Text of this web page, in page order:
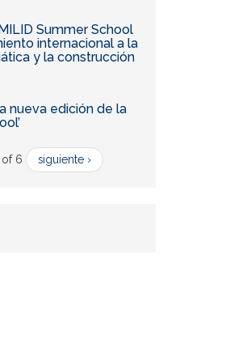
Summer School
internacional a la
y la construcción
nueva edición de la
of 6 siguiente ›